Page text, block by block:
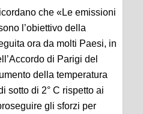
che «Le emissioni
l’obiettivo della
ora da molti Paesi, in
di Parigi del
della temperatura
sotto di 2° C rispetto ai
gli sforzi per